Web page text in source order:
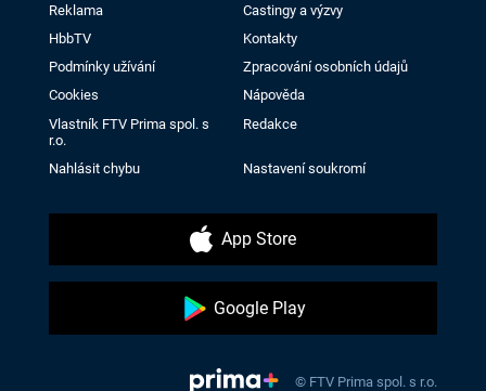
Reklama
Castingy a výzvy
HbbTV
Kontakty
Podmínky užívání
Zpracování osobních údajů
Cookies
Nápověda
Vlastník FTV Prima spol. s
r.o.
Redakce
Nahlásit chybu Nastavení soukromí
App Store
Google Play
© FTV Prima spol. s r.o.